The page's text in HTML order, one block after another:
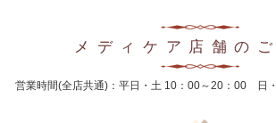
2024年7月
2024年6月
メディケア店舗の
営業時間(全店共通)：平日・土 10：00～20：00 日